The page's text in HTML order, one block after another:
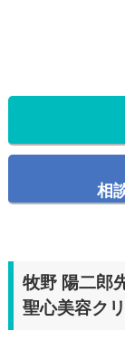
相
牧野 陽二郎
聖心美容ク